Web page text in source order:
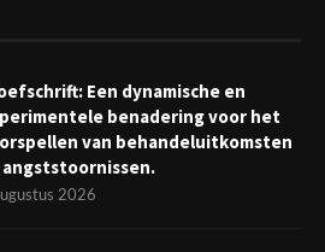
Een dynamische en
benadering voor het
van behandeluitkomsten
angststoornissen.
2026